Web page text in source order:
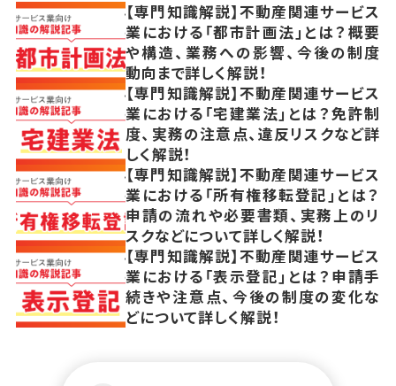
【専門知識解説】不動産関連サービス
業における「都市計画法」とは？概要
や構造、業務への影響、今後の制度
動向まで詳しく解説！
【専門知識解説】不動産関連サービス
業における「宅建業法」とは？免許制
度、実務の注意点、違反リスクなど詳
しく解説！
【専門知識解説】不動産関連サービス
業における「所有権移転登記」とは？
申請の流れや必要書類、実務上のリ
スクなどについて詳しく解説！
【専門知識解説】不動産関連サービス
業における「表示登記」とは？申請手
続きや注意点、今後の制度の変化な
どについて詳しく解説！